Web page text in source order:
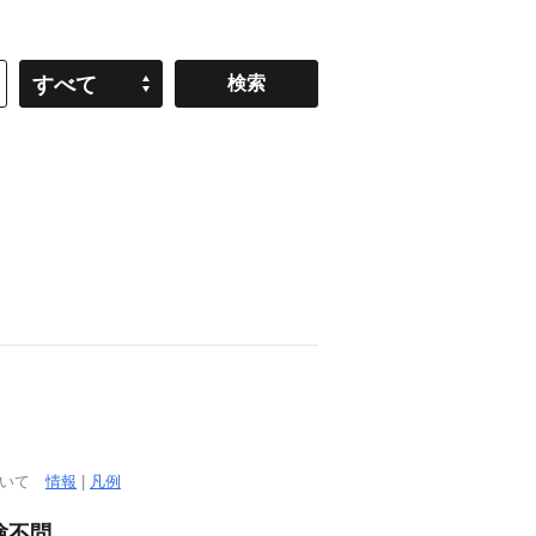
すべて
いて情報 凡例